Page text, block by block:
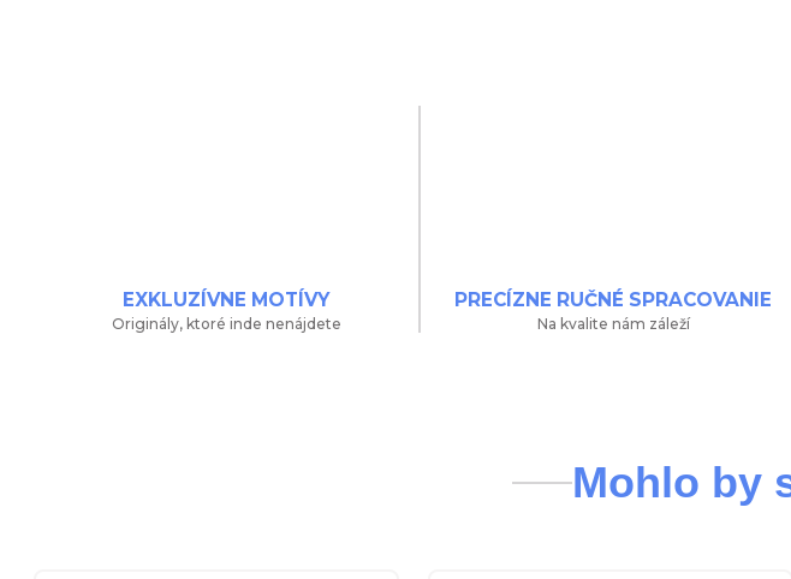
EXKLUZÍVNE MOTÍVY
Originály, ktoré inde nenájdete
PRECÍZNE RUČNÉ SPRACOVANIE
Na kvalite nám záleží
Mohlo by